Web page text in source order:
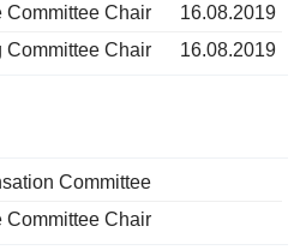
Committee Chair
16.08.2019
Committee Chair
16.08.2019
Committee
Committee Chair